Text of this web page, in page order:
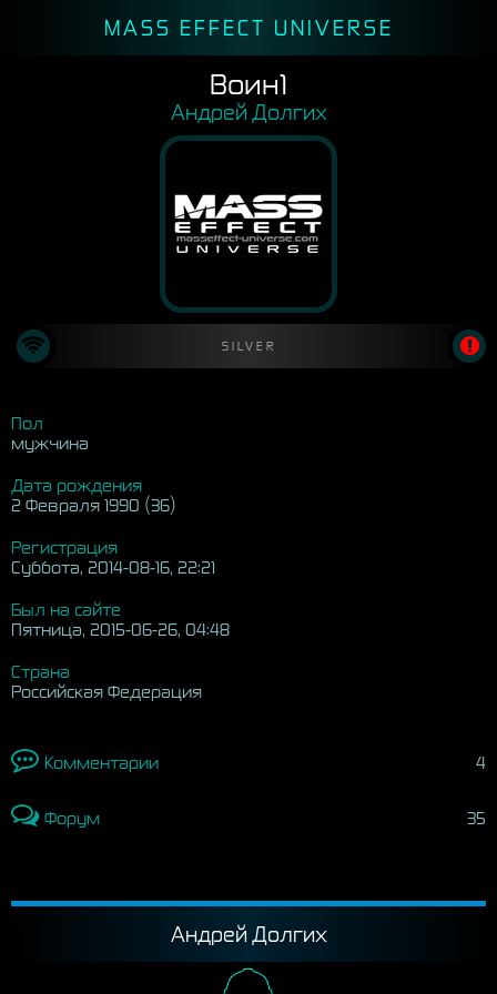
MASS EFFECT UNIVERSE
Воин1
Андрей Долгих
SILVER
Пол
мужчина
Дата рождения
2 Февраля 1990 (36)
Регистрация
Суббота, 2014-08-16, 22:21
Был на сайте
Пятница, 2015-06-26, 04:48
Страна
Российская Федерация
Комментарии 4
Форум 35
Андрей Долгих